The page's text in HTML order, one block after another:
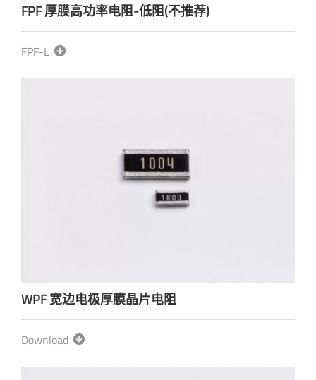
FPF 厚膜高功率电阻-低阻(不推荐)
FPF-L
WPF 宽边电极厚膜晶片电阻
Download